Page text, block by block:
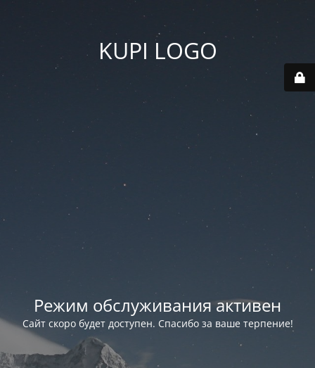
KUPI LOGO
Режим обслуживания активен
Сайт скоро будет доступен. Спасибо за ваше терпение!